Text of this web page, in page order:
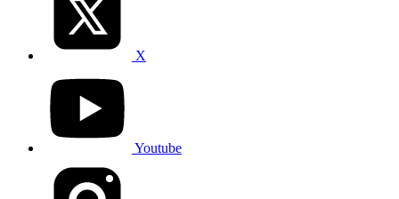
X
Youtube